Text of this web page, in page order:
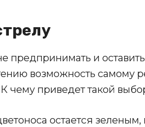
предпринимать и оставить
возможность самому
чему приведет такой
остается зеленым,